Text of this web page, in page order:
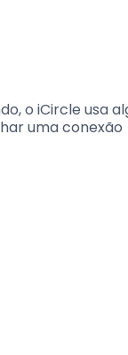
o iCircle usa
uma conexão